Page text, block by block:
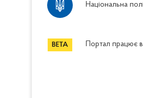
Національна
Портал працює